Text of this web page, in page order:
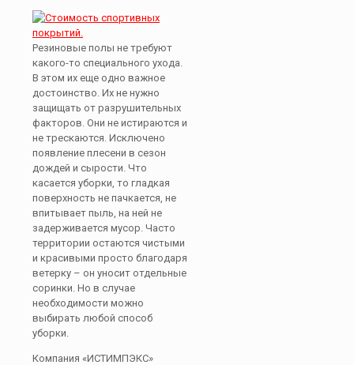
Резиновые полы не требуют
какого-то специального ухода.
В этом их еще одно важное
достоинство. Их не нужно
защищать от разрушительных
факторов. Они не истираются и
не трескаются. Исключено
появление плесени в сезон
дождей и сырости. Что
касается уборки, то гладкая
поверхность не пачкается, не
впитывает пыль, на ней не
задерживается мусор. Часто
территории остаются чистыми
и красивыми просто благодаря
ветерку – он уносит отдельные
соринки. Но в случае
необходимости можно
выбирать любой способ
уборки.
Компания «ИСТИМПЭКС»